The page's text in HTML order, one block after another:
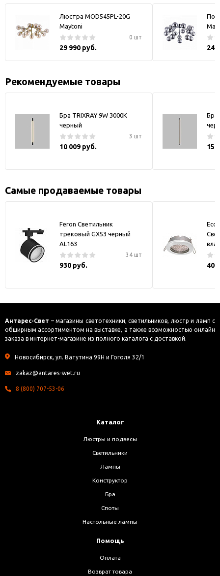
Люстра MOD545PL-20G
Maytoni
0 шт
29 990 руб. 24
Рекомендуемые товары
Бра TRIXRAY 9W 3000К
черный
3 шт
10 009 руб.
Бра
15
Самые продаваемые товары
Feron Светильник
трековый GX53 черный
AL163
34 шт
930 руб.
Антарес-Свет – магазины светотехники, светильников, люстр и ламп с
обширным ассортиментом на выставке, а также возможностью онлайн
заказа в интернет-магазине из полного каталога с доставкой.
Новосибирск, ул. Ватутина 99Н и Гоголя 32/1
zakaz@antares-svet.ru
8 (800) 707-53-06
Каталог
Люстры и подвесы
Светильники
Лампы
Конструктор
Бра
Споты
Настольные лампы
Помощь
Оплата
Возврат товара